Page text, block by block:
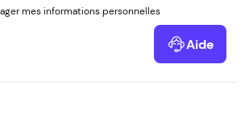
Aide
mes informations personnelles